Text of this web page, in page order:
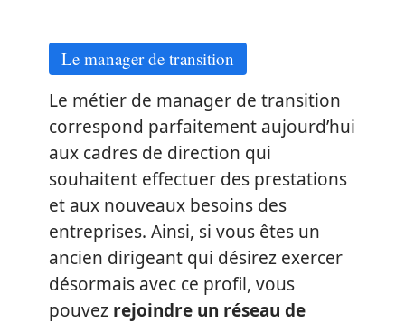
Le manager de transition
Le métier de manager de transition
correspond parfaitement aujourd’hui
aux cadres de direction qui
souhaitent effectuer des prestations
et aux nouveaux besoins des
entreprises. Ainsi, si vous êtes un
ancien dirigeant qui désirez exercer
désormais avec ce profil, vous
pouvez rejoindre un réseau de